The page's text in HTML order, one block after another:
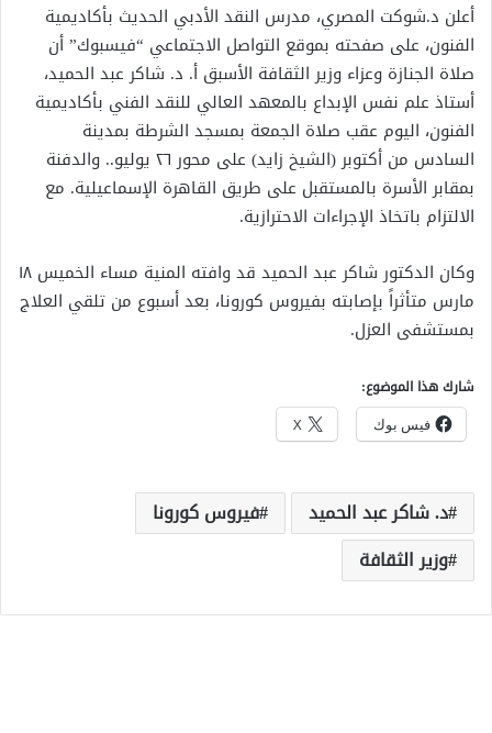
أعلن د.شوكت المصري، مدرس النقد الأدبي الحديث بأكاديمية
الفنون، على صفحته بموقع التواصل الاجتماعي “فيسبوك” أن
صلاة الجنازة وعزاء وزير الثقافة الأسبق أ. د. شاكر عبد الحميد،
أستاذ علم نفس الإبداع بالمعهد العالي للنقد الفني بأكاديمية
الفنون، اليوم عقب صلاة الجمعة بمسجد الشرطة بمدينة
السادس من أكتوبر (الشيخ زايد) على محور ٢٦ يوليو.. والدفنة
بمقابر الأسرة بالمستقبل على طريق القاهرة الإسماعيلية. مع
الالتزام باتخاذ الإجراءات الاحترازية.
وكان الدكتور شاكر عبد الحميد قد وافته المنية مساء الخميس ١٨
مارس متأثراً بإصابته بفيروس كورونا، بعد أسبوع من تلقي العلاج
بمستشفى العزل.
شارك هذا الموضوع:
فيس بوك X
د. شاكر عبد الحميد
فيروس كورونا
وزير الثقافة